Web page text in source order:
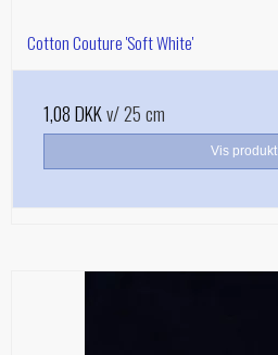
Cotton Couture 'Soft White'
1,08 DKKv/ 25 cm
Vis produkt